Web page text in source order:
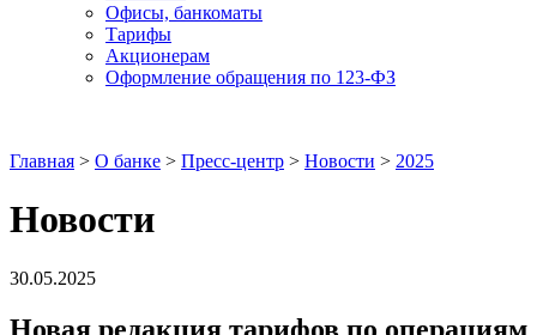
Офисы, банкоматы
Тарифы
Акционерам
Оформление обращения по 123-ФЗ
Главная > О банке > Пресс-центр > Новости > 2025
Новости
30.05.2025
Новая редакция тарифов по операциям